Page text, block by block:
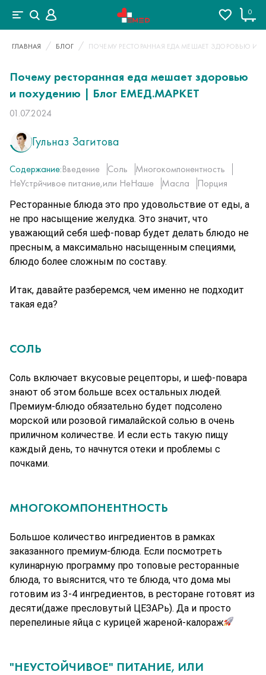
0
ГЛАВНАЯ БЛОГ ПОЧЕМУ РЕСТОРАННАЯ ЕДА МЕШАЕТ ЗДОРОВЬЮ И
Почему ресторанная еда мешает здоровью
и похудению | Блог ЕМЕД.МАРКЕТ
01.07.2024
Гульназ Загитова
Содержание:Введение Соль
Многокомпонентность
НеУстрйчивое питание,или НеНаше
Масла Порция
Ресторанные блюда это про удовольствие от еды, а
не про насыщение желудка. Это значит, что
уважающий себя шеф-повар будет делать блюдо не
пресным, а максимально насыщенным специями,
блюдо более сложным по составу.
Итак, давайте разберемся, чем именно не подходит
такая еда?
СОЛЬ
Соль включает вкусовые рецепторы, и шеф-повара
знают об этом больше всех остальных людей.
Премиум-блюдо обязательно будет подсолено
морской или розовой гималайской солью в очень
приличном количестве. И если есть такую пищу
каждый день, то начнутся отеки и проблемы с
почками.
МНОГОКОМПОНЕНТНОСТЬ
Большое количество ингредиентов в рамках
заказанного премиум-блюда. Если посмотреть
кулинарную программу про топовые ресторанные
блюда, то выяснится, что те блюда, что дома мы
готовим из 3-4 ингредиентов, в ресторане готовят из
десяти(даже пресловутый ЦЕЗАРь). Да и просто
перепелиные яйца с курицей жареной-калораж
"НЕУСТОЙЧИВОЕ" ПИТАНИЕ, ИЛИ